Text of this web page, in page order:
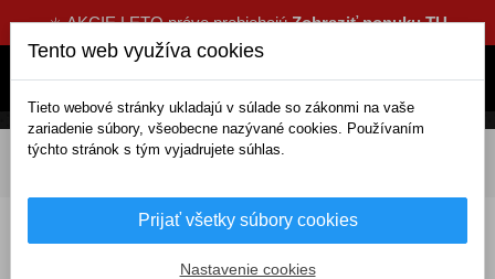
☀️ AKCIE LETO práve prebiehajúZobraziť ponuku TU
DOMOV Elektrické doplnky
USB Sieťový adaptér
Tento web využíva cookies
Tieto webové stránky ukladajú v súlade so zákonmi na vaše
zariadenie súbory, všeobecne nazývané cookies. Používaním
týchto stránok s tým vyjadrujete súhlas.
Prijať všetky súbory cookies
Nastavenie cookies